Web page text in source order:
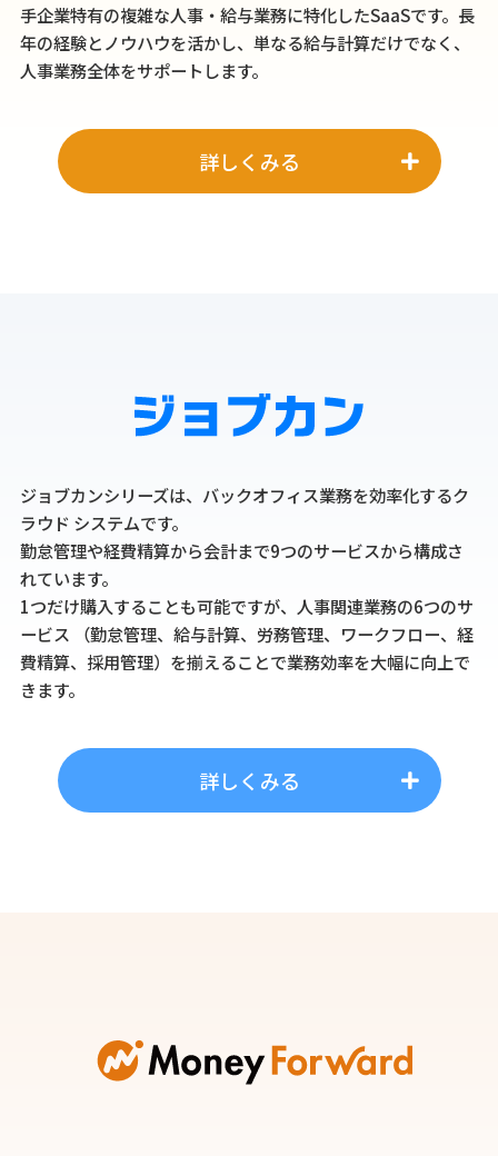
手企業特有の複雑な人事・給与業務に特化したSaaSです。長
年の経験とノウハウを活かし、単なる給与計算だけでなく、
人事業務全体をサポートします。
詳しくみる
ジョブカンシリーズは、バックオフィス業務を効率化するク
ラウド システムです。
勤怠管理や経費精算から会計まで9つのサービスから構成さ
れています。
1つだけ購入することも可能ですが、人事関連業務の6つのサ
ービス （勤怠管理、給与計算、労務管理、ワークフロー、経
費精算、採用管理）を揃えることで業務効率を大幅に向上で
きます。
詳しくみる